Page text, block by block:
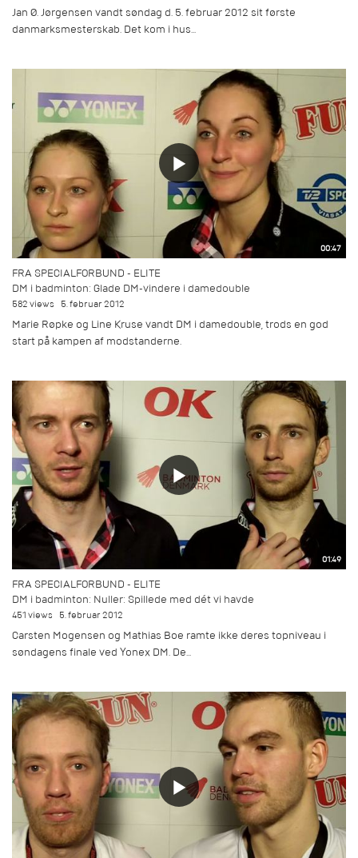
Jan Ø. Jørgensen vandt søndag d. 5. februar 2012 sit første
danmarksmesterskab. Det kom i hus...
00:47
FRA SPECIALFORBUND - ELITE
DM i badminton: Glade DM-vindere i damedouble
582 views 5. februar 2012
Marie Røpke og Line Kruse vandt DM i damedouble, trods en god
start på kampen af modstanderne.
01:49
FRA SPECIALFORBUND - ELITE
DM i badminton: Nuller: Spillede med dét vi havde
451 views 5. februar 2012
Carsten Mogensen og Mathias Boe ramte ikke deres topniveau i
søndagens finale ved Yonex DM. De...